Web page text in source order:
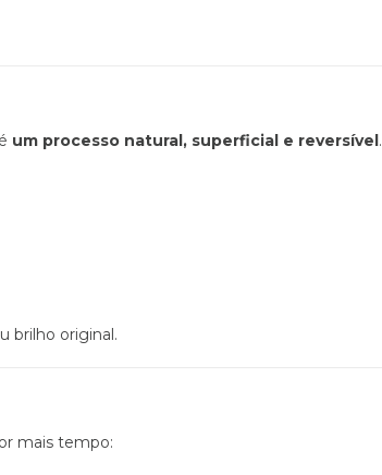
um processo natural, superficial e reversível.
brilho original.
mais tempo: